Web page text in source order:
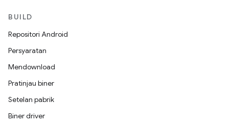
BUILD
Repositori Android
Persyaratan
Mendownload
Pratinjau biner
Setelan pabrik
Biner driver